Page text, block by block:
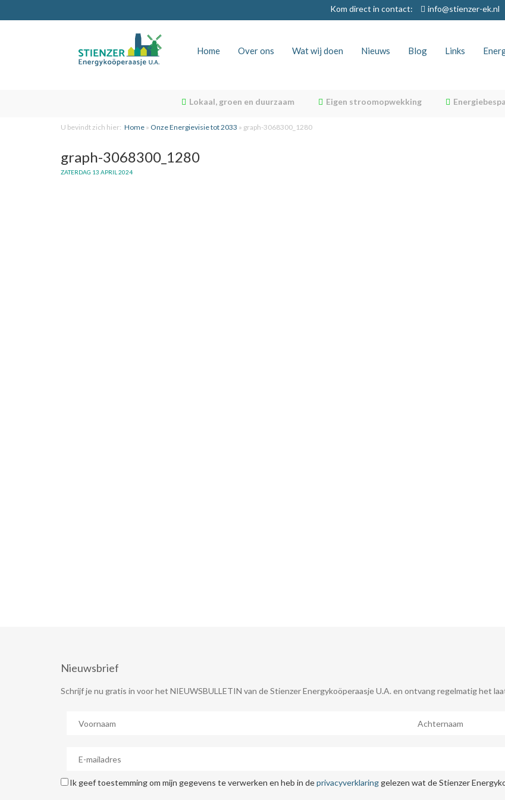
Kom direct in contact: info@stienzer-ek.nl
Home Over ons Wat wij doen Nieuws Blog Links
Lokaal, groen en duurzaam Eigen stroomopwekking
U bevindt zich hier: Home » Onze Energievisie tot 2033 » graph-3068300_1280
graph-3068300_1280
ZATERDAG 13 APRIL 2024
Nieuwsbrief
Schrijf je nu gratis in voor het NIEUWSBULLETIN van de Stienzer Energykoöperaasje U.A. en ontvang regelmatig het
Ik geef toestemming om mijn gegevens te verwerken en heb in deprivacyverklaring gelezen wat de Stienzer